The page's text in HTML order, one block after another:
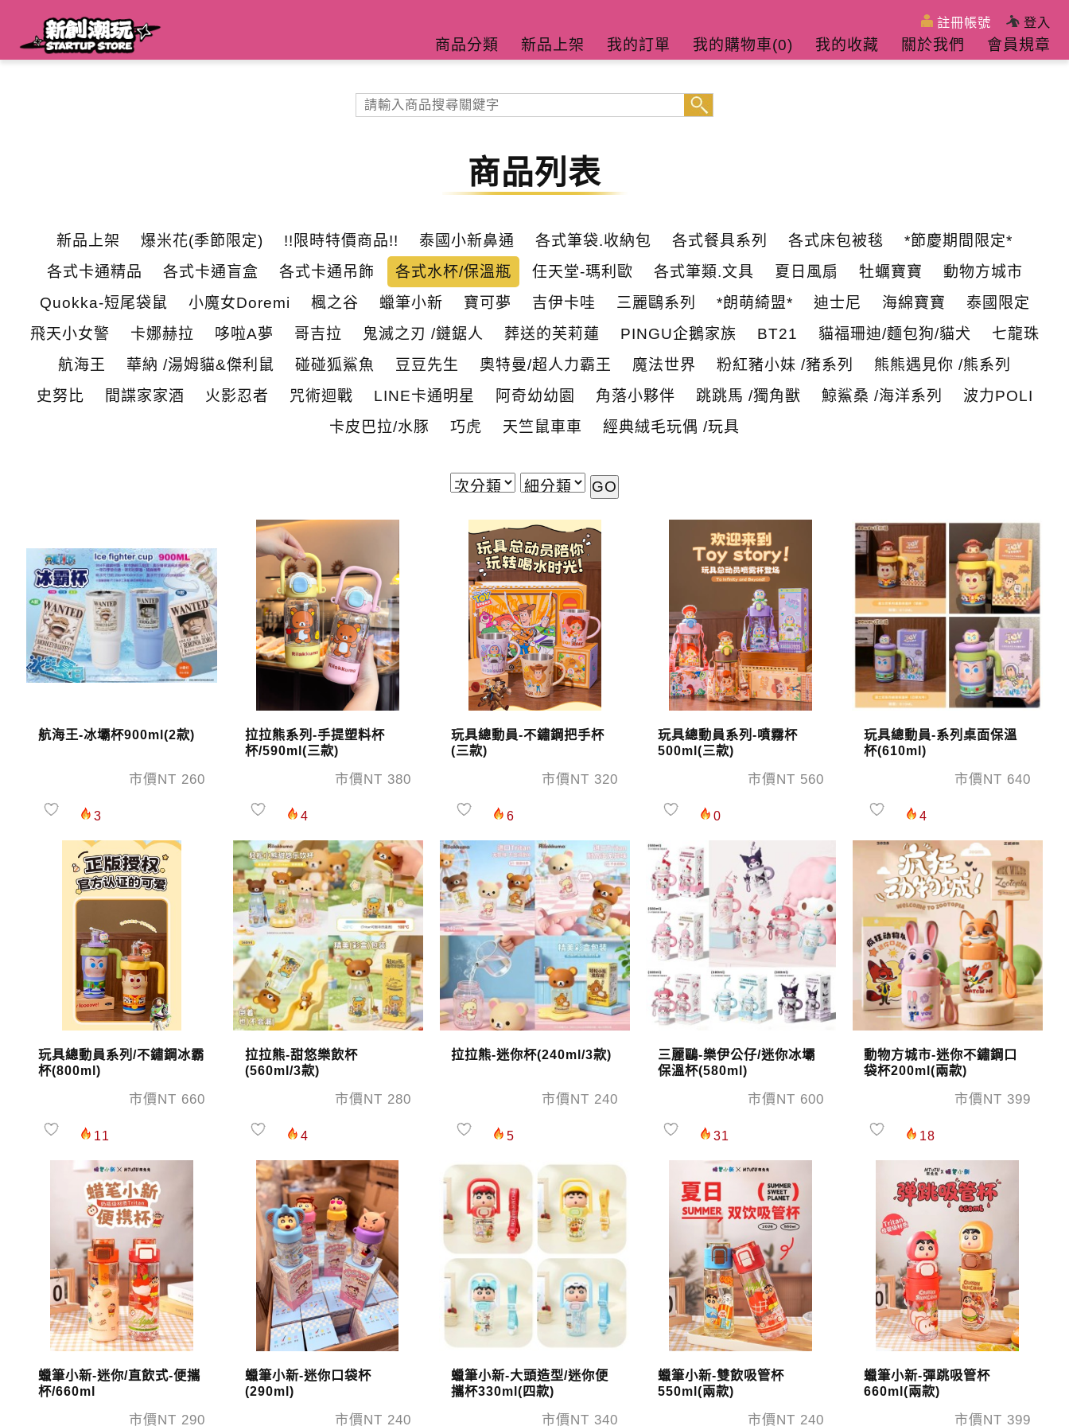
商品分類 新品上架 我的訂單 我的購物車(0) 我的收藏 關於我們 會員規章
註冊帳號 登入
商品列表
新品上架 爆米花(季節限定) !!限時特價商品!! 泰國小新鼻通 各式筆袋.收納包 各式餐具系列 各式床包被毯
*節慶期間限定*
各式卡通精品
各式卡通盲盒 各式卡通吊飾 各式水杯/保溫瓶 任天堂-瑪利歐 各式筆類.文具 夏日風扇 牡蠣寶寶
動物方城市
Quokka-短尾袋鼠
小魔女Doremi 楓之谷 蠟筆小新 寶可夢 吉伊卡哇 三麗鷗系列 *朗萌綺盟* 迪士尼 海綿寶寶
泰國限定
飛天小女警
卡娜赫拉 哆啦A夢 哥吉拉 鬼滅之刃 /鏈鋸人 葬送的芙莉蓮 PINGU企鵝家族 BT21 貓福珊迪/麵包狗/貓犬
七龍珠
航海王
華納 /湯姆貓&傑利鼠 碰碰狐鯊魚 豆豆先生 奧特曼/超人力霸王 魔法世界 粉紅豬小妹 /豬系列
熊熊遇見你 /熊系列
史努比
間諜家家酒 火影忍者 咒術迴戰 LINE卡通明星 阿奇幼幼園 角落小夥伴 跳跳馬 /獨角獸 鯨鯊桑 /海洋系列
波力POLI
卡皮巴拉/水豚
巧虎 天竺鼠車車 經典絨毛玩偶 /玩具
GO
航海王-冰壩杯900ml(2款)
市價NT 260
3
拉拉熊系列-手提塑料杯
杯/590ml(三款)
市價NT 380
4
玩具總動員-不鏽鋼把手杯
(三款)
市價NT 320
6
玩具總動員系列-噴霧杯
500ml(三款)
市價NT 560
0
玩具總動員-系列桌面保溫
杯(610ml)
市價NT 640
4
玩具總動員系列/不鏽鋼冰霸
杯(800ml)
市價NT 660
11
拉拉熊-甜悠樂飲杯
(560ml/3款)
市價NT 280
4
拉拉熊-迷你杯(240ml/3款)
市價NT 240
5
三麗鷗-樂伊公仔/迷你冰壩
保溫杯(580ml)
市價NT 600
31
動物方城市-迷你不鏽鋼口
袋杯200ml(兩款)
市價NT 399
18
蠟筆小新-迷你/直飲式-便攜
杯/660ml
市價NT 290
蠟筆小新-迷你口袋杯
(290ml)
市價NT 240
蠟筆小新-大頭造型/迷你便
攜杯330ml(四款)
市價NT 340
蠟筆小新-雙飲吸管杯
550ml(兩款)
市價NT 240
蠟筆小新-彈跳吸管杯
660ml(兩款)
市價NT 399